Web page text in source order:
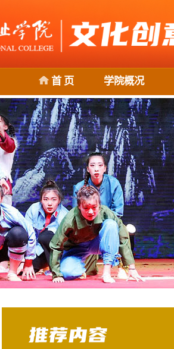
首 页 学院概况